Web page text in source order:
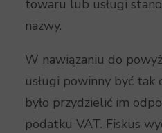
towaru lub usługi
nazwy.
W nawiązaniu do
usługi powinny być tak
było przydzielić im
podatku VAT. Fiskus